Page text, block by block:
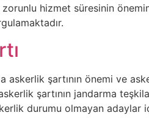
hizmet süresinin
askerlik şartının önemi ve
şartının jandarma
durumu olmayan